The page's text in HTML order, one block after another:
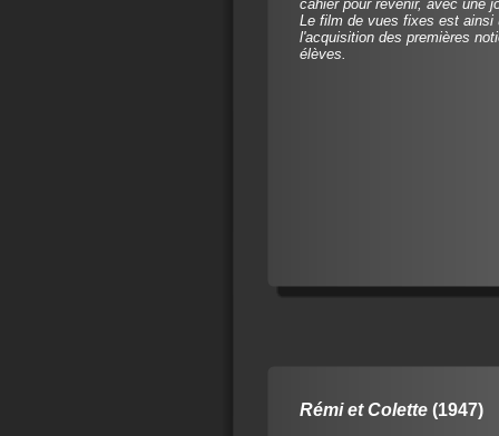
Rémi et Colette (1947)
cahier pour revenir, avec une
Le film de vues fixes est ainsi
l'acquisition des premières
élèves.